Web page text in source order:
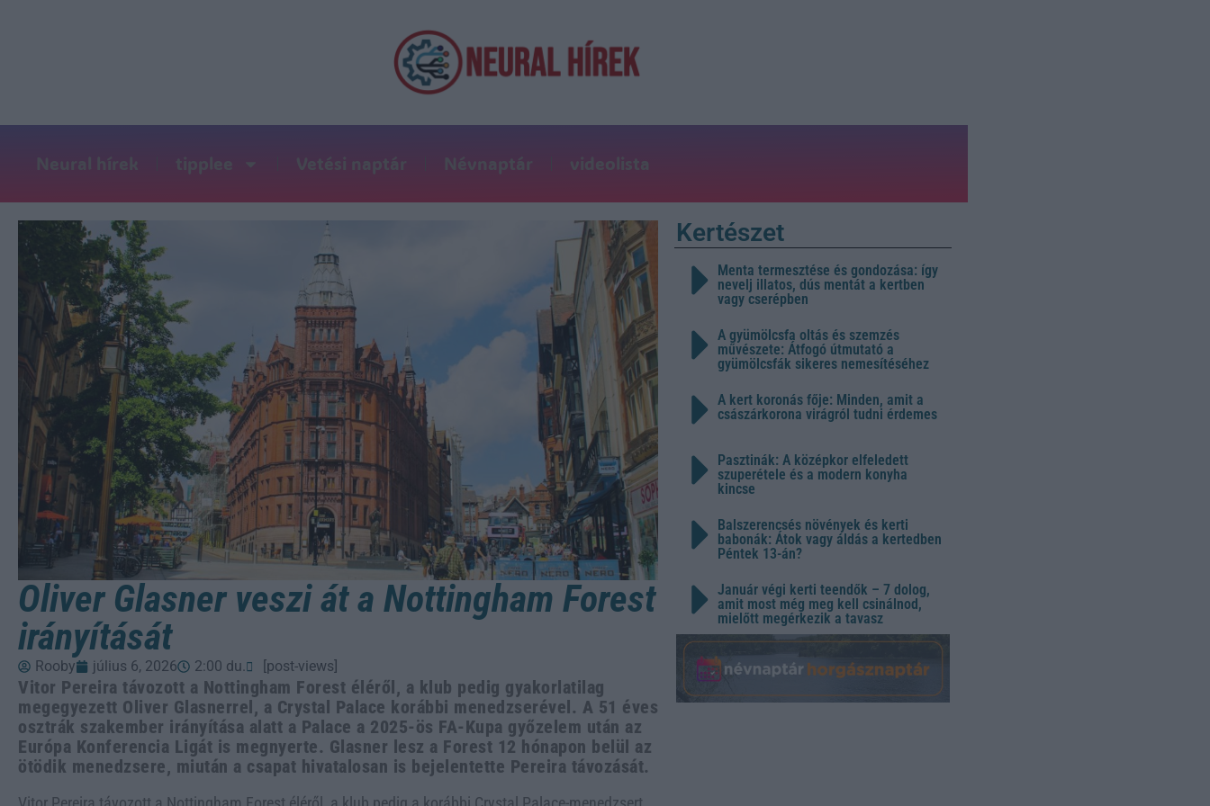
Neural hírek tipplee Vetési naptár Névnaptár videolista
Oliver Glasner veszi át a Nottingham Forest
irányítását
Rooby július 6, 2026 2:00 du. [post-views]
Vitor Pereira távozott a Nottingham Forest éléről, a klub pedig gyakorlatilag
megegyezett Oliver Glasnerrel, a Crystal Palace korábbi menedzserével. A 51 éves
osztrák szakember irányítása alatt a Palace a 2025-ös FA-Kupa győzelem után az
Európa Konferencia Ligát is megnyerte. Glasner lesz a Forest 12 hónapon belül az
ötödik menedzsere, miután a csapat hivatalosan is bejelentette Pereira távozását.
Kertészet
Menta termesztése és gondozása: így
nevelj illatos, dús mentát a kertben
vagy cserépben
A gyümölcsfa oltás és szemzés
művészete: Átfogó útmutató a
gyümölcsfák sikeres nemesítéséhez
A kert koronás fője: Minden, amit a
császárkorona virágról tudni érdemes
Pasztinák: A középkor elfeledett
szuperétele és a modern konyha
kincse
Balszerencsés növények és kerti
babonák: Átok vagy áldás a kertedben
Péntek 13-án?
Január végi kerti teendők – 7 dolog,
amit most még meg kell csinálnod,
mielőtt megérkezik a tavasz